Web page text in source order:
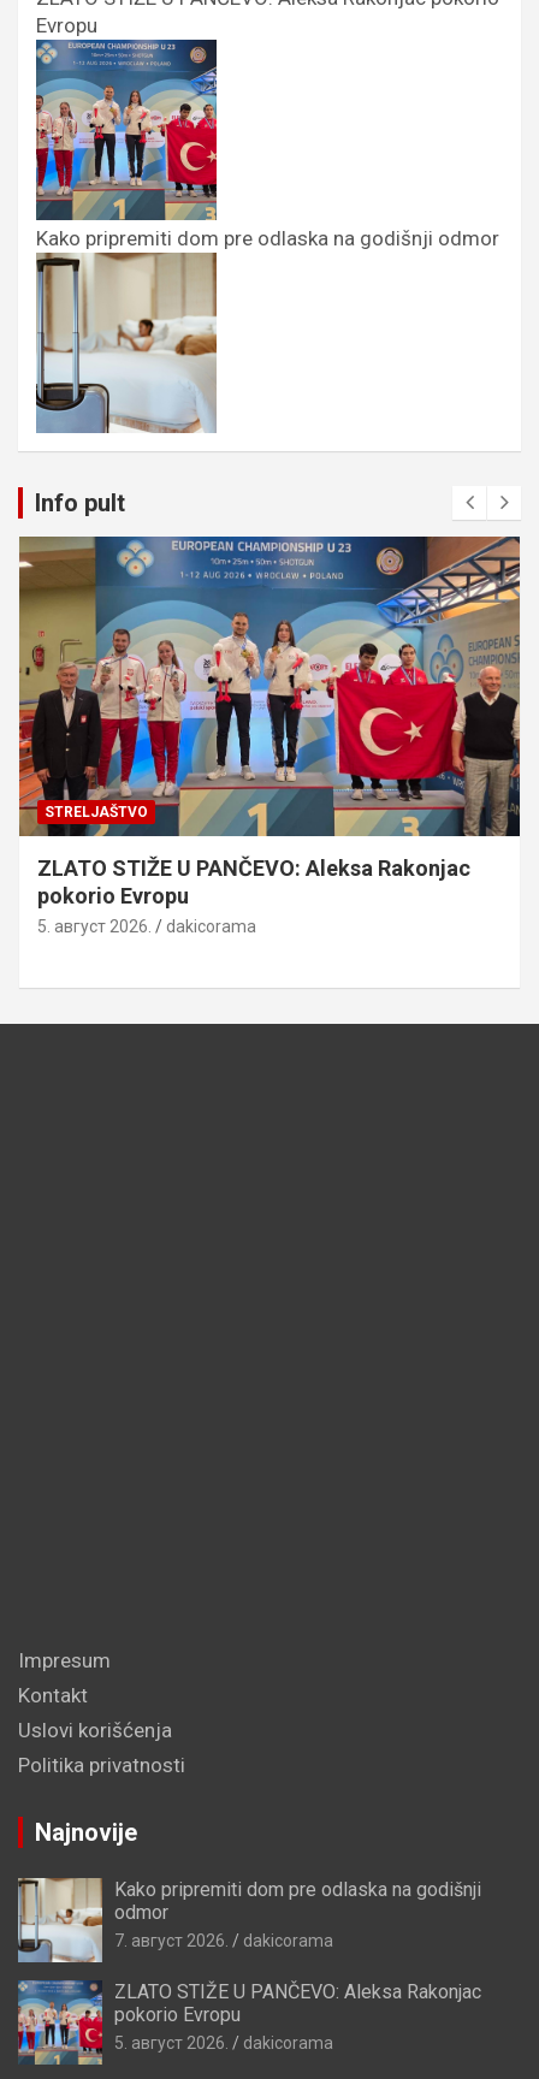
Evropu
Kako pripremiti dom pre odlaska na godišnji odmor
Info pult
STRELJAŠTVO
ZLATO STIŽE U PANČEVO: Aleksa Rakonjac
pokorio Evropu
5. август 2026. dakicorama
Impresum
Kontakt
Uslovi korišćenja
Politika privatnosti
Najnovije
Kako pripremiti dom pre odlaska na godišnji
odmor
7. август 2026. dakicorama
ZLATO STIŽE U PANČEVO: Aleksa Rakonjac
pokorio Evropu
5. август 2026. dakicorama